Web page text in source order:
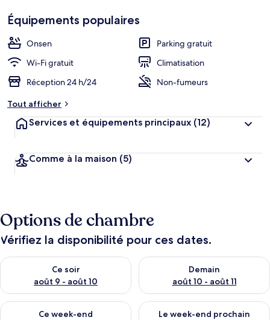
Équipements populaires
Onsen
Parking gratuit
Wi-Fi gratuit
Climatisation
Réception 24 h/24
Non-fumeurs
Tout afficher
Services et équipements principaux (12)
Comme à la maison (5)
Options de chambre
Vérifiez la disponibilité pour ces dates.
Ce soir
août 9 - août 10
Vérifier la disponibilité pour ce soir août 9 - août 10
Demain
août 10 - août 11
Vérifier la disponibilité pour
Ce week-end
Vérifier la disponibilité pour ce week-end août 14 - août 16
Le week-end prochain
Vérifier la disponibilité pour